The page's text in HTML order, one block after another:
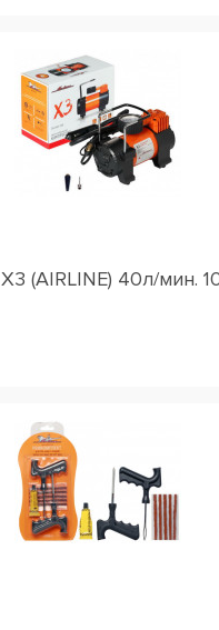
(AIRLINE) 40л/мин.